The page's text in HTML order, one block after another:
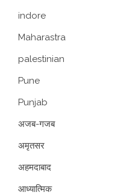
indore
Maharastra
palestinian
Pune
Punjab
अजब-गजब
अमृतसर
अहमदाबाद
आध्यात्मिक